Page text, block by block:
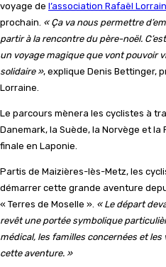
voyage de l’association Rafaël
prochain. « Ça va nous permettre
partir à la rencontre du père-noël.
un voyage magique que vont pouvoir
solidaire », explique Denis Bettinger,
Lorraine.
Le parcours mènera les cyclistes à
Danemark, la Suède, la Norvège et la
finale en Laponie.
Partis de Maizières-lès-Metz, les
démarrer cette grande aventure
« Terres de Moselle ». « Le départ
revêt une portée symbolique
médical, les familles concernées et
cette aventure. »